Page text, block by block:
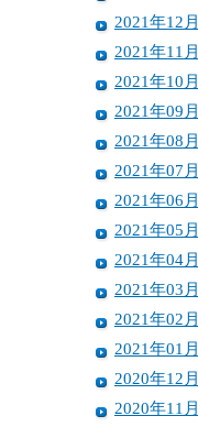
2021年12月
2021年11月
2021年10月
2021年09月
2021年08月
2021年07月
2021年06月
2021年05月
2021年04月
2021年03月
2021年02月
2021年01月
2020年12月
2020年11月